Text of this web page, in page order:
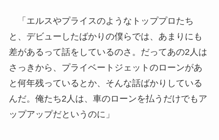
「エルスやプライスのようなトッププロたち
と、デビューしたばかりの僕らでは、あまりにも
差があるって話をしているのさ。だってあの2人は
さっきから、プライベートジェットのローンがあ
と何年残っているとか、そんな話ばかりしている
んだ。俺たち2人は、車のローンを払うだけでもア
ップアップだというのに」